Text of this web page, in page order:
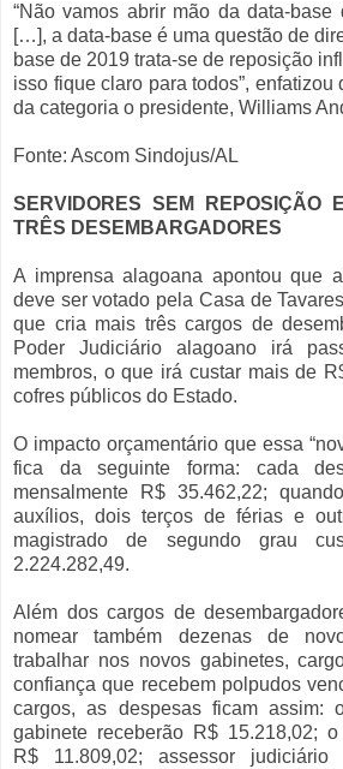
“Não vamos abrir mão da data-base
[…], a data-base é uma questão de
base de 2019 trata-se de reposição
isso fique claro para todos”, enfatizou
da categoria o presidente, Williams
Fonte: Ascom Sindojus/AL
SERVIDORES SEM REPOSIÇÃO
TRÊS DESEMBARGADORES
A imprensa alagoana apontou que
deve ser votado pela Casa de
que cria mais três cargos de
Poder Judiciário alagoano irá
membros, o que irá custar mais de
cofres públicos do Estado.
O impacto orçamentário que essa
fica da seguinte forma: cada
mensalmente R$ 35.462,22;
auxílios, dois terços de férias e
magistrado de segundo grau
2.224.282,49.
Além dos cargos de
nomear também dezenas de
trabalhar nos novos gabinetes,
confiança que recebem polpudos
cargos, as despesas ficam assim:
gabinete receberão R$ 15.218,02;
R$ 11.809,02; assessor